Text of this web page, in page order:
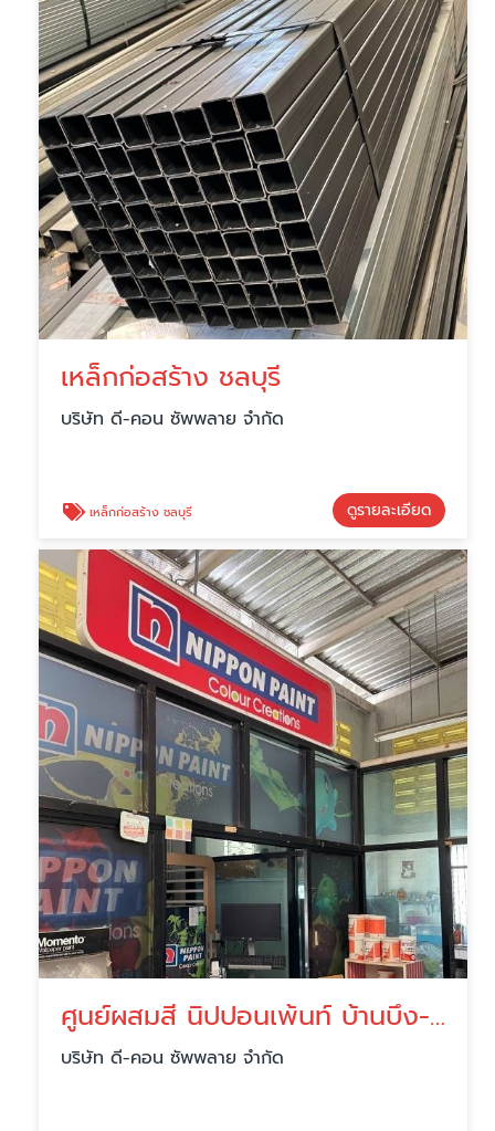
เหล็กก่อสร้าง ชลบุรี
บริษัท ดี-คอน ซัพพลาย จำกัด
เหล็กก่อสร้าง ชลบุรี ดูรายละเอียด
ศูนย์ผสมสี นิปปอนเพ้นท์ บ้านบึง-บ่อทอง
บริษัท ดี-คอน ซัพพลาย จำกัด